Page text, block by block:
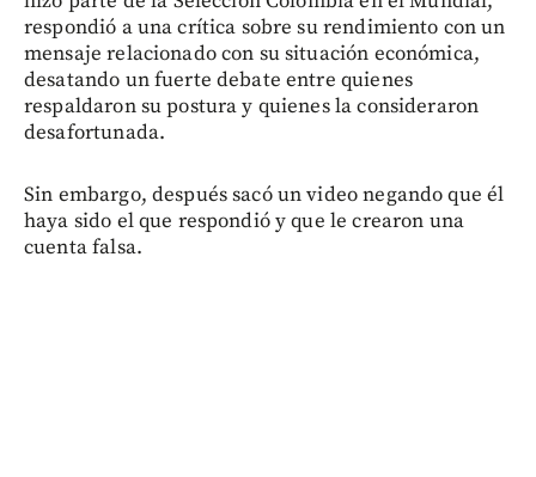
respondió a una crítica sobre su rendimiento con un
mensaje relacionado con su situación económica,
desatando un fuerte debate entre quienes
respaldaron su postura y quienes la consideraron
desafortunada.
Sin embargo, después sacó un video negando que él
haya sido el que respondió y que le crearon una
cuenta falsa.